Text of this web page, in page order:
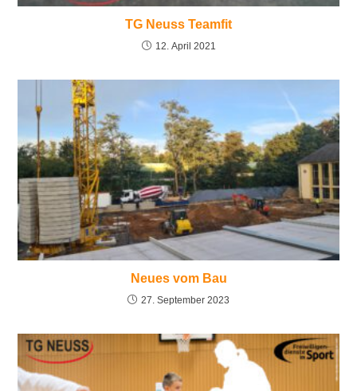
TG Neuss Teamfit
12. April 2021
Neues vom Bau
27. September 2023